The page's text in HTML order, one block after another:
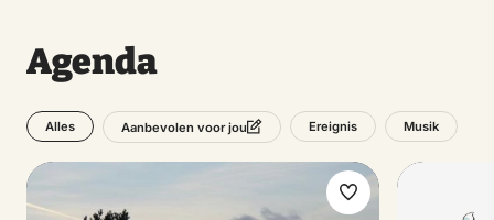
Agenda
Alles Aanbevolen voor jou Ereignis Musik
Favorit